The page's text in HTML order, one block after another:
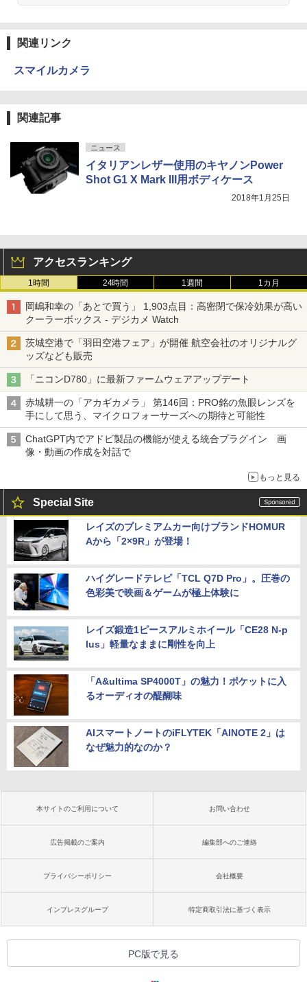
関連リンク
スマイルカメラ
関連記事
ニュース
イタリアンレザー使用のキヤノンPower
Shot G1 X Mark III用ボディケース
2018年1月25日
アクセスランキング
1時間 24時間 1週間 1カ月
岡嶋和幸の「あとで買う」 1,903点目：高密閉で保冷効果が高い
クーラーボックス - デジカメ Watch
茨城空港で「羽田空港フェア」が開催 航空会社のオリジナルグ
ッズなども販売
「ニコンD780」に最新ファームウェアアップデート
赤城耕一の「アカギカメラ」 第146回：PRO銘の魚眼レンズを
手にして思う、マイクロフォーサーズへの期待と可能性
ChatGPT内でアドビ製品の機能が使える統合プラグイン 画
像・動画の作成を対話で
もっと見る
Special Site
レイズのプレミアムカー向けブランドHOMUR
Aから「2×9R」が登場！
ハイグレードテレビ「TCL Q7D Pro」。圧巻の
色彩美で映画＆ゲームが極上体験に
レイズ鍛造1ピースアルミホイール「CE28 N-p
lus」軽量なままに剛性を向上
「A&ultima SP4000T」の魅力！ポケットに入
るオーディオの醍醐味
AIスマートノートのiFLYTEK「AINOTE 2」は
なぜ魅力的なのか？
本サイトのご利用について お問い合わせ
広告掲載のご案内 編集部へのご連絡
プライバシーポリシー 会社概要
インプレスグループ 特定商取引法に基づく表示
PC版で見る